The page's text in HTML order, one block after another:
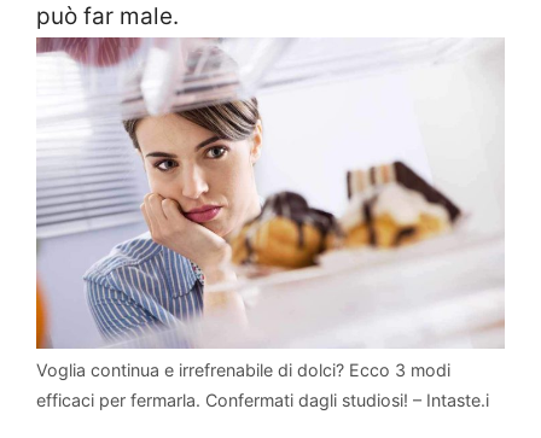
può far male.
Voglia continua e irrefrenabile di dolci? Ecco 3 modi
efficaci per fermarla. Confermati dagli studiosi! – Intaste.i